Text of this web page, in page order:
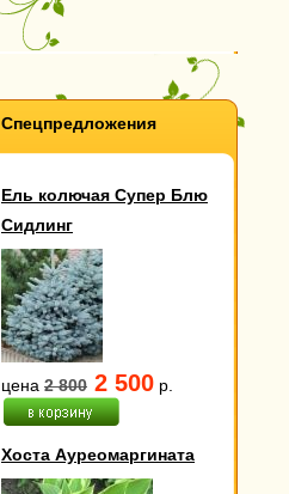
Спецпредложения
Ель колючая Супер Блю
Сидлинг
цена 2 800 2 500 р.
Хоста Ауреомаргината